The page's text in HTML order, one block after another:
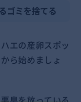
ゴミを捨てる
エの産卵スポッ
ら始めましょ